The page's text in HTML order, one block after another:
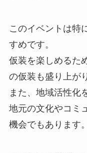
このイベントは特
すめです。
仮装を楽しめるた
の仮装も盛り上が
また、地域活性化
地元の文化やコミ
機会でもあります。